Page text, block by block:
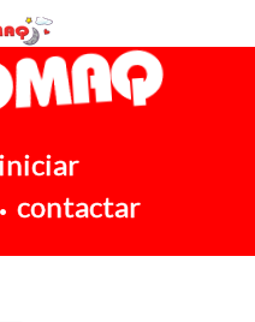
iniciar
• contactar